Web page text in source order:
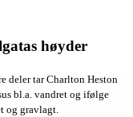
høyder
deler tar Charlton Heston
bl.a. vandret og ifølge
og gravlagt.